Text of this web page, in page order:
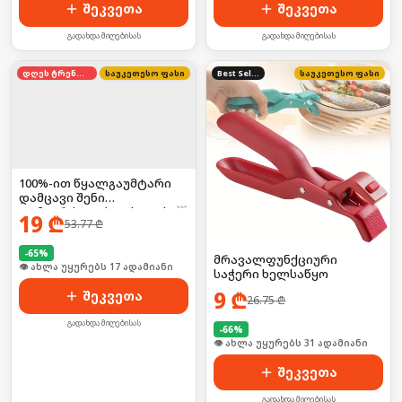
შეკვეთა
გადახდა მიღებისას
შეკვეთა
გადახდა მიღებისას
დღეს ტრენდში საუკეთესო ფასი
100%-ით წყალგაუმტარი
დამცავი შენი
დამაგრძელებლისთვის! ☔
🛡️
19 ₾53.77₾
-65%
🛒 ბოლო 24სთ-ში იყიდა 27-მა
შეკვეთა
გადახდა მიღებისას
Best Seller საუკეთესო ფასი
მრავალფუნქციური
საჭერი ხელსაწყო
9 ₾26.75₾
-66%
🛒 ბოლო 24სთ-ში იყიდა 41-მა
შეკვეთა
გადახდა მიღებისას